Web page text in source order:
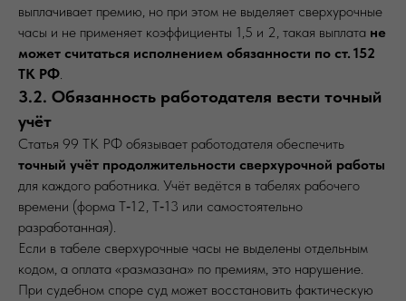
выплачивает премию, но при этом не выделяет сверхурочные
часы и не применяет коэффициенты 1,5 и 2, такая выплата не
может считаться исполнением обязанности по ст. 152
ТК РФ.
3.2. Обязанность работодателя вести точный
учёт
Статья 99 ТК РФ обязывает работодателя обеспечить
точный учёт продолжительности сверхурочной работы
для каждого работника. Учёт ведётся в табелях рабочего
времени (форма Т‑12, Т‑13 или самостоятельно
разработанная).
Если в табеле сверхурочные часы не выделены отдельным
кодом, а оплата «размазана» по премиям, это нарушение.
При судебном споре суд может восстановить фактическую